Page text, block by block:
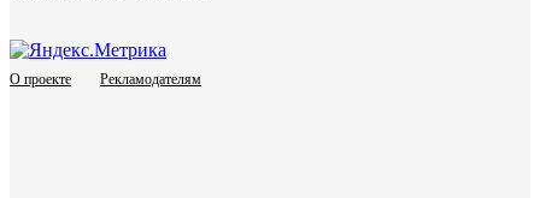
О проекте Рекламодателям